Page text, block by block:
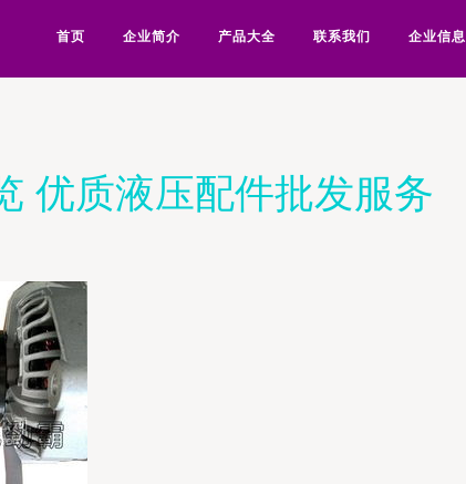
首页 企业简介 产品大全 联系我们 企业信息
优质液压配件批发服务